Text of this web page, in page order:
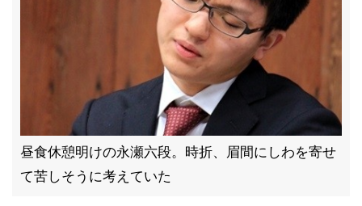
昼食休憩明けの永瀬六段。時折、眉間にしわを寄せ
て苦しそうに考えていた